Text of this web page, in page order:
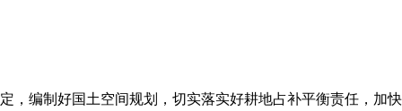
定，编制好国土空间规划，切实落实好耕地占补平衡责任，加快